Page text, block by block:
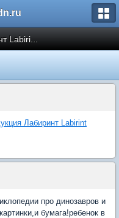
Labiri...
Лабиринт Labirint
про динозавров и
бумага!ребенок в